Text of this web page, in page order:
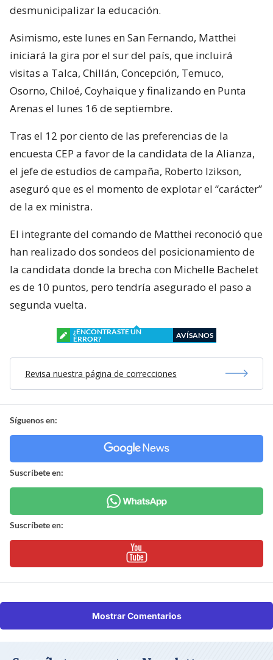
desmunicipalizar la educación.
Asimismo, este lunes en San Fernando, Matthei
iniciará la gira por el sur del país, que incluirá
visitas a Talca, Chillán, Concepción, Temuco,
Osorno, Chiloé, Coyhaique y finalizando en Punta
Arenas el lunes 16 de septiembre.
Tras el 12 por ciento de las preferencias de la
encuesta CEP a favor de la candidata de la Alianza,
el jefe de estudios de campaña, Roberto Izikson,
aseguró que es el momento de explotar el “carácter”
de la ex ministra.
El integrante del comando de Matthei reconoció que
han realizado dos sondeos del posicionamiento de
la candidata donde la brecha con Michelle Bachelet
es de 10 puntos, pero tendría asegurado el paso a
segunda vuelta.
¿ENCONTRASTE UN
ERROR?
AVÍSANOS
Revisa nuestra página de correcciones
Síguenos en:
Suscríbete en:
Suscríbete en:
Mostrar Comentarios